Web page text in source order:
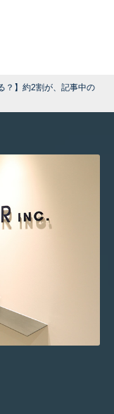
？】約2割が、記事中の